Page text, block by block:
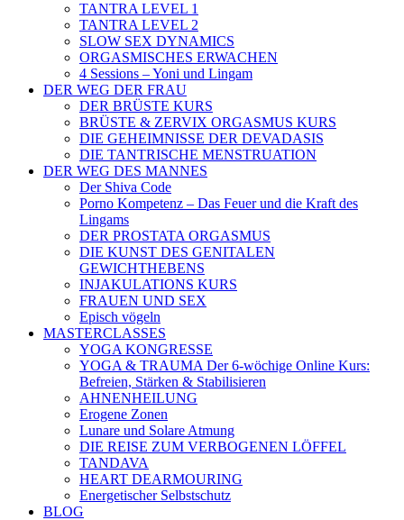
TANTRA LEVEL 1
TANTRA LEVEL 2
SLOW SEX DYNAMICS
ORGASMISCHES ERWACHEN
4 Sessions – Yoni und Lingam
DER WEG DER FRAU
DER BRÜSTE KURS
BRÜSTE & ZERVIX ORGASMUS KURS
DIE GEHEIMNISSE DER DEVADASIS
DIE TANTRISCHE MENSTRUATION
DER WEG DES MANNES
Der Shiva Code
Porno Kompetenz – Das Feuer und die Kraft des
Lingams
DER PROSTATA ORGASMUS
DIE KUNST DES GENITALEN
GEWICHTHEBENS
INJAKULATIONS KURS
FRAUEN UND SEX
Episch vögeln
MASTERCLASSES
YOGA KONGRESSE
YOGA & TRAUMA Der 6‑wöchige Online Kurs:
Befreien, Stärken & Stabilisieren
AHNENHEILUNG
Erogene Zonen
Lunare und Solare Atmung
DIE REISE ZUM VERBOGENEN LÖFFEL
TANDAVA
HEART DEARMOURING
Energetischer Selbstschutz
BLOG